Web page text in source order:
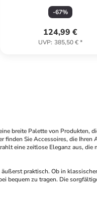
-67%
124,99 €
UVP: 385,50 €*
breite Palette von Produkten,
finden Sie Accessoires, die
eine zeitlose Eleganz aus, die
praktisch. Ob in
bequem zu tragen. Die